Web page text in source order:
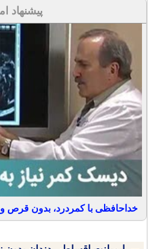
پیشنهاد
خداحافظی با کمردرد، بدون قرص